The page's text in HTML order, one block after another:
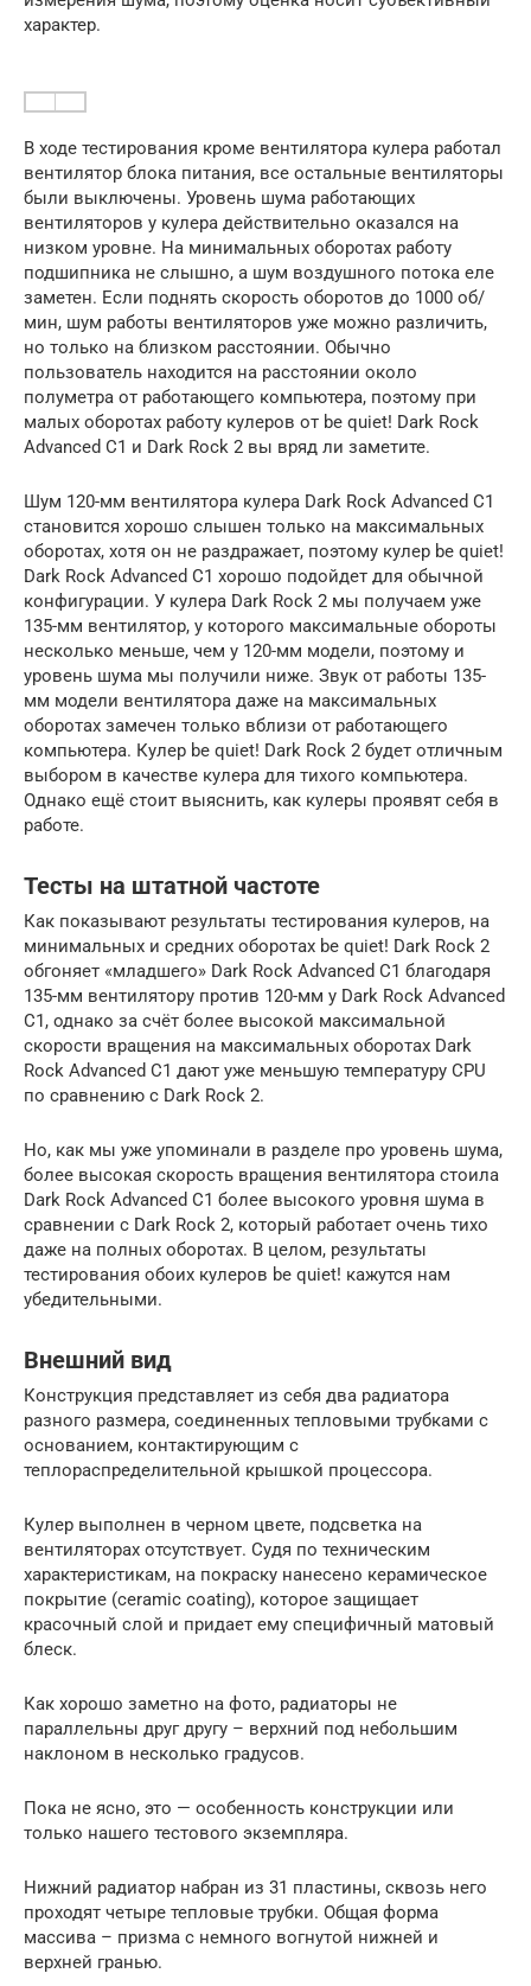
характер.
В ходе тестирования кроме вентилятора кулера работал
вентилятор блока питания, все остальные вентиляторы
были выключены. Уровень шума работающих
вентиляторов у кулера действительно оказался на
низком уровне. На минимальных оборотах работу
подшипника не слышно, а шум воздушного потока еле
заметен. Если поднять скорость оборотов до 1000 об/
мин, шум работы вентиляторов уже можно различить,
но только на близком расстоянии. Обычно
пользователь находится на расстоянии около
полуметра от работающего компьютера, поэтому при
малых оборотах работу кулеров от be quiet! Dark Rock
Advanced C1 и Dark Rock 2 вы вряд ли заметите.
Шум 120-мм вентилятора кулера Dark Rock Advanced C1
становится хорошо слышен только на максимальных
оборотах, хотя он не раздражает, поэтому кулер be quiet!
Dark Rock Advanced C1 хорошо подойдет для обычной
конфигурации. У кулера Dark Rock 2 мы получаем уже
135-мм вентилятор, у которого максимальные обороты
несколько меньше, чем у 120-мм модели, поэтому и
уровень шума мы получили ниже. Звук от работы 135-
мм модели вентилятора даже на максимальных
оборотах замечен только вблизи от работающего
компьютера. Кулер be quiet! Dark Rock 2 будет отличным
выбором в качестве кулера для тихого компьютера.
Однако ещё стоит выяснить, как кулеры проявят себя в
работе.
Тесты на штатной частоте
Как показывают результаты тестирования кулеров, на
минимальных и средних оборотах be quiet! Dark Rock 2
обгоняет «младшего» Dark Rock Advanced C1 благодаря
135-мм вентилятору против 120-мм у Dark Rock Advanced
C1, однако за счёт более высокой максимальной
скорости вращения на максимальных оборотах Dark
Rock Advanced C1 дают уже меньшую температуру CPU
по сравнению с Dark Rock 2.
Но, как мы уже упоминали в разделе про уровень шума,
более высокая скорость вращения вентилятора стоила
Dark Rock Advanced C1 более высокого уровня шума в
сравнении с Dark Rock 2, который работает очень тихо
даже на полных оборотах. В целом, результаты
тестирования обоих кулеров be quiet! кажутся нам
убедительными.
Внешний вид
Конструкция представляет из себя два радиатора
разного размера, соединенных тепловыми трубками с
основанием, контактирующим с
теплораспределительной крышкой процессора.
Кулер выполнен в черном цвете, подсветка на
вентиляторах отсутствует. Судя по техническим
характеристикам, на покраску нанесено керамическое
покрытие (ceramic coating), которое защищает
красочный слой и придает ему специфичный матовый
блеск.
Как хорошо заметно на фото, радиаторы не
параллельны друг другу – верхний под небольшим
наклоном в несколько градусов.
Пока не ясно, это — особенность конструкции или
только нашего тестового экземпляра.
Нижний радиатор набран из 31 пластины, сквозь него
проходят четыре тепловые трубки. Общая форма
массива – призма с немного вогнутой нижней и
верхней гранью.